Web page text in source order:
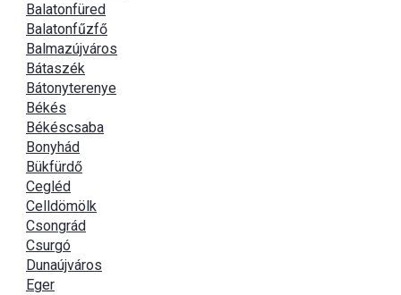
Balatonfüred
Balatonfűzfő
Balmazújváros
Bátaszék
Bátonyterenye
Békés
Békéscsaba
Bonyhád
Bükfürdő
Cegléd
Celldömölk
Csongrád
Csurgó
Dunaújváros
Eger